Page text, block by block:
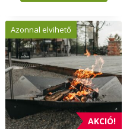
AKCIÓ!
Azonnal elvihető